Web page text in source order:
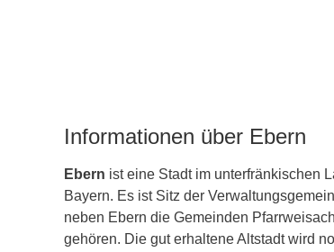
Informationen über Ebern
Ebern ist eine Stadt im unterfränkischen
Bayern. Es ist Sitz der
neben Ebern die Gemeinden
gehören. Die gut erhaltene Altstadt wird